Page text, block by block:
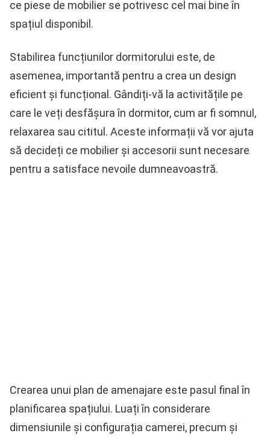
ce piese de mobilier se potrivesc cel mai bine în
spațiul disponibil.
Stabilirea funcțiunilor dormitorului este, de
asemenea, importantă pentru a crea un design
eficient și funcțional. Gândiți-vă la activitățile pe
care le veți desfășura în dormitor, cum ar fi somnul,
relaxarea sau cititul. Aceste informații vă vor ajuta
să decideți ce mobilier și accesorii sunt necesare
pentru a satisface nevoile dumneavoastră.
Crearea unui plan de amenajare este pasul final în
planificarea spațiului. Luați în considerare
dimensiunile și configurația camerei, precum și